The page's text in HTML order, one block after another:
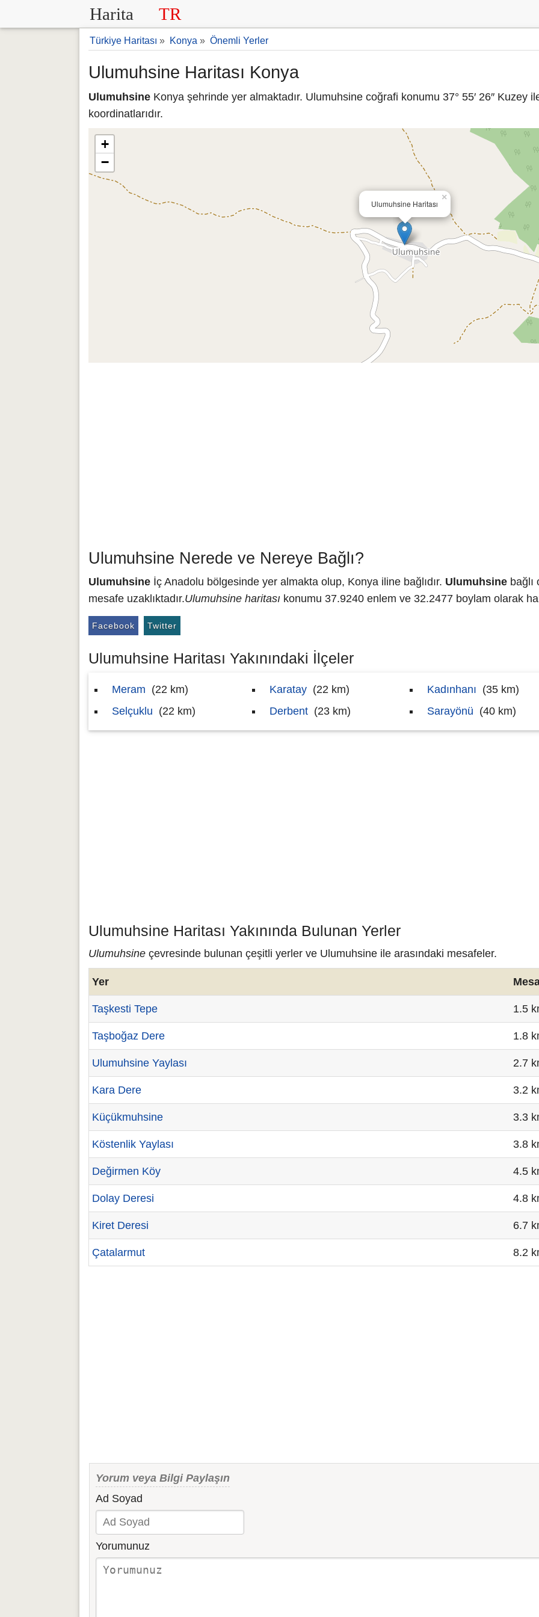
Harita TR
Türkiye Haritası » Konya » Önemli Yerler
Ulumuhsine Haritası Konya
Ulumuhsine Konya şehrinde yer almaktadır. Ulumuhsine coğrafi konumu 37° 55′ 26″ Kuzey
koordinatlarıdır.
Ulumuhsine Haritası
×
+
−
Ulumuhsine Nerede ve Nereye Bağlı?
Ulumuhsine İç Anadolu bölgesinde yer almakta olup, Konya iline bağlıdır. Ulumuhsine
mesafe uzaklıktadır.Ulumuhsine haritası konumu 37.9240 enlem ve 32.2477 boylam olarak
Facebook Twitter
Ulumuhsine Haritası Yakınındaki İlçeler
Meram (22 km)
Selçuklu (22 km)
Karatay (22 km)
Derbent (23 km)
Kadınhanı (35 km)
Sarayönü (40 km)
Ulumuhsine Haritası Yakınında Bulunan Yerler
Ulumuhsine çevresinde bulunan çeşitli yerler ve Ulumuhsine ile arasındaki mesafeler.
Yer
Taşkesti Tepe 1.5
Taşboğaz Dere 1.8
Ulumuhsine Yaylası 2.7
Kara Dere 3.2
Küçükmuhsine 3.3
Köstenlik Yaylası 3.8
Değirmen Köy 4.5
Dolay Deresi 4.8
Kiret Deresi 6.7
Çatalarmut 8.2
Yorum veya Bilgi Paylaşın
Ad Soyad
Yorumunuz